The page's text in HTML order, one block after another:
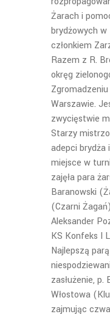
Żarach i
brydżowych w
członkiem
Razem z R.
okręg
Warszawie.
zwycięstwie
Starzy
adepci brydża
miejsce w
zajęła para
Baranowski
(Czarni
Aleksander
KS Konfeks I
Najlepszą
zasłużenie,
Włostowa
zajmując